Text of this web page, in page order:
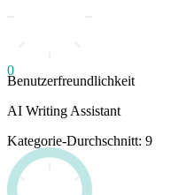
0
Benutzerfreundlichkeit
AI Writing Assistant
Kategorie-Durchschnitt: 9